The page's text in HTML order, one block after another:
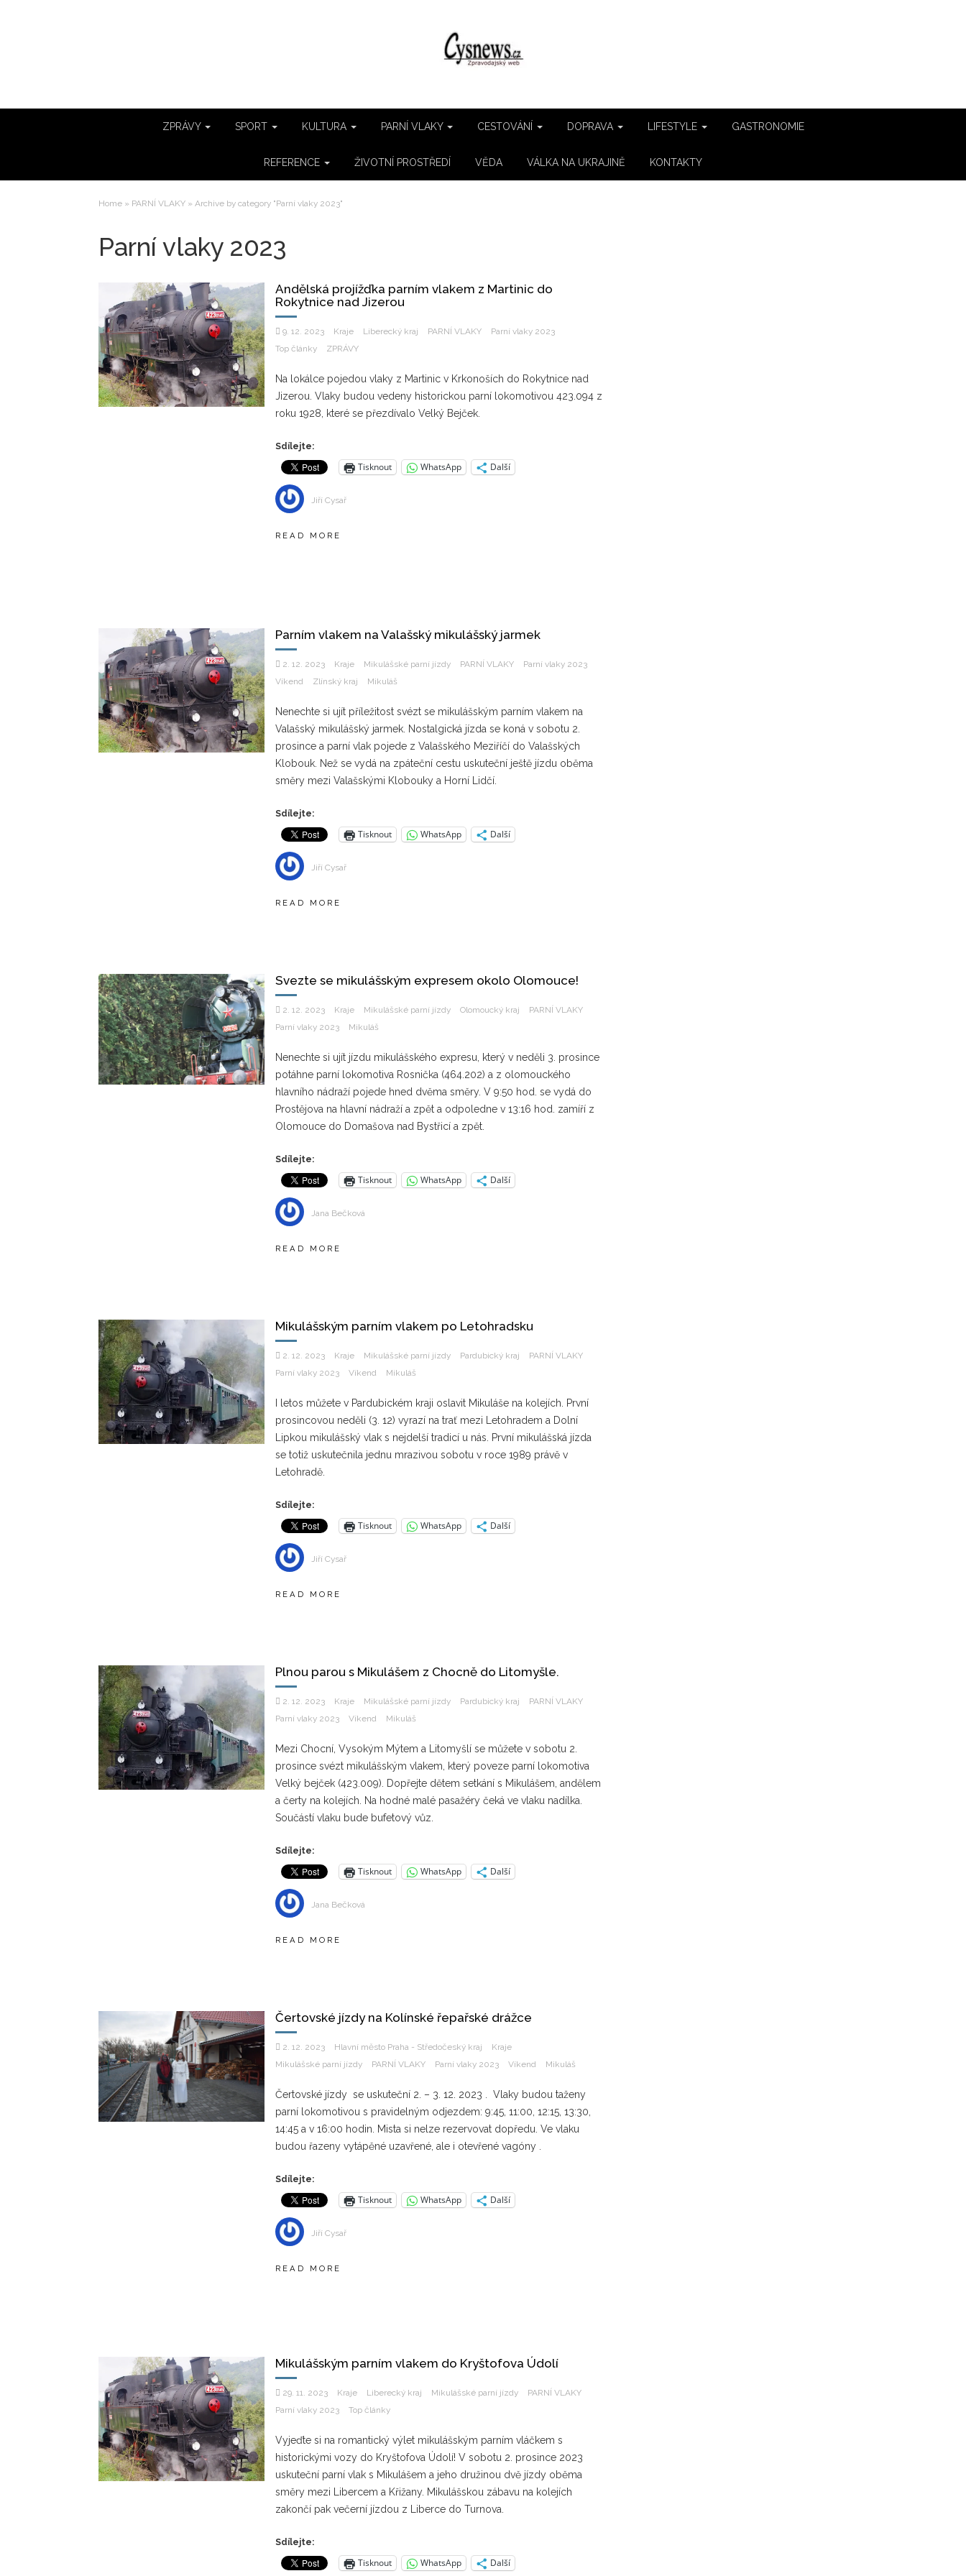
ZPRÁVY SPORT KULTURA PARNÍ VLAKY CESTOVÁNÍ DOPRAVA LIFESTYLE GASTRONOMIE
REFERENCE ŽIVOTNÍ PROSTŘEDÍ VĚDA VÁLKA NA UKRAJINĚ KONTAKTY
Home » PARNÍ VLAKY » Archive by category "Parní vlaky 2023"
Parní vlaky 2023
Andělská projížďka parním vlakem z Martinic do
Rokytnice nad Jizerou
9. 12. 2023 Kraje Liberecký kraj PARNÍ VLAKY
Parní vlaky 2023
Top články
ZPRÁVY
Na lokálce pojedou vlaky z Martinic v Krkonoších do Rokytnice nad
Jizerou. Vlaky budou vedeny historickou parní lokomotivou 423.094 z
roku 1928, které se přezdívalo Velký Bejček.
Sdílejte:
Tisknout WhatsApp Další
Jiří Cysař
READ MORE
Parním vlakem na Valašský mikulášský jarmek
2. 12. 2023 Kraje Mikulášské parní jízdy PARNÍ VLAKY
Parní vlaky 2023
Víkend
Zlínský kraj Mikuláš
Nenechte si ujít příležitost svézt se mikulášským parním vlakem na
Valašský mikulášský jarmek. Nostalgická jízda se koná v sobotu 2.
prosince a parní vlak pojede z Valašského Meziříčí do Valašských
Klobouk. Než se vydá na zpáteční cestu uskuteční ještě jízdu oběma
směry mezi Valašskými Klobouky a Horní Lidčí.
Sdílejte:
Tisknout WhatsApp Další
Jiří Cysař
READ MORE
Svezte se mikulášským expresem okolo Olomouce!
2. 12. 2023 Kraje Mikulášské parní jízdy Olomoucký kraj
PARNÍ VLAKY
Parní vlaky 2023
Mikuláš
Nenechte si ujít jízdu mikulášského expresu, který v neděli 3. prosince
potáhne parní lokomotiva Rosnička (464.202) a z olomouckého
hlavního nádraží pojede hned dvěma směry. V 9:50 hod. se vydá do
Prostějova na hlavní nádraží a zpět a odpoledne v 13:16 hod. zamíří z
Olomouce do Domašova nad Bystřicí a zpět.
Sdílejte:
Tisknout WhatsApp Další
Jana Bečková
READ MORE
Mikulášským parním vlakem po Letohradsku
2. 12. 2023 Kraje Mikulášské parní jízdy Pardubický kraj
PARNÍ VLAKY
Parní vlaky 2023
Víkend Mikuláš
I letos můžete v Pardubickém kraji oslavit Mikuláše na kolejích. První
prosincovou neděli (3. 12) vyrazí na trať mezi Letohradem a Dolní
Lipkou mikulášský vlak s nejdelší tradicí u nás. První mikulášská jízda
se totiž uskutečnila jednu mrazivou sobotu v roce 1989 právě v
Letohradě.
Sdílejte:
Tisknout WhatsApp Další
Jiří Cysař
READ MORE
Plnou parou s Mikulášem z Chocně do Litomyšle.
2. 12. 2023 Kraje Mikulášské parní jízdy Pardubický kraj
PARNÍ VLAKY
Parní vlaky 2023
Víkend Mikuláš
Mezi Chocní, Vysokým Mýtem a Litomyšlí se můžete v sobotu 2.
prosince svézt mikulášským vlakem, který poveze parní lokomotiva
Velký bejček (423.009). Dopřejte dětem setkání s Mikulášem, andělem
a čerty na kolejích. Na hodné malé pasažéry čeká ve vlaku nadílka.
Součástí vlaku bude bufetový vůz.
Sdílejte:
Tisknout WhatsApp Další
Jana Bečková
READ MORE
Čertovské jízdy na Kolínské řepařské drážce
2. 12. 2023 Hlavní město Praha - Středočeský kraj
Kraje
Mikulášské parní jízdy
PARNÍ VLAKY Parní vlaky 2023 Víkend Mikuláš
Čertovské jízdy se uskuteční 2. – 3. 12. 2023 . Vlaky budou taženy
parní lokomotivou s pravidelným odjezdem: 9:45, 11:00, 12:15, 13:30,
14:45 a v 16:00 hodin. Mista si nelze rezervovat dopředu. Ve vlaku
budou řazeny vytápěné uzavřené, ale i otevřené vagóny .
Sdílejte:
Tisknout WhatsApp Další
Jiří Cysař
READ MORE
Mikulášským parním vlakem do Kryštofova Údolí
29. 11. 2023 Kraje Liberecký kraj Mikulášské parní jízdy
PARNÍ VLAKY
Parní vlaky 2023
Top články
Vyjeďte si na romantický výlet mikulášským parním vláčkem s
historickými vozy do Kryštofova Údolí! V sobotu 2. prosince 2023
uskuteční parní vlak s Mikulášem a jeho družinou dvě jízdy oběma
směry mezi Libercem a Křižany. Mikulášskou zábavu na kolejích
zakončí pak večerní jízdou z Liberce do Turnova.
Sdílejte:
Tisknout WhatsApp Další